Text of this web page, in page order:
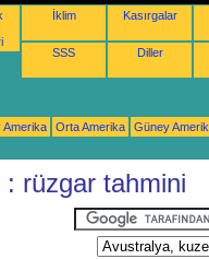
İklim Kasırgalar
SSS Diller
Amerika Orta Amerika
Güney
rüzgar tahmini